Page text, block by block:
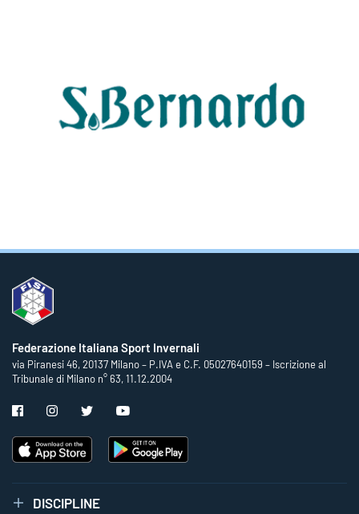
Federazione Italiana Sport Invernali
via Piranesi 46, 20137 Milano – P.IVA e C.F. 05027640159 – Iscrizione al
Tribunale di Milano n° 63, 11.12.2004
DISCIPLINE